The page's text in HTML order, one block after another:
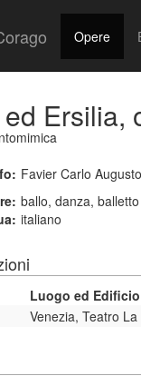
Opere
Ersilia,
Favier Carlo
ballo, danza, balletto
italiano
Luogo ed Edificio
Venezia, Teatro